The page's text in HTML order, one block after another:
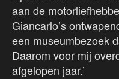
aan de
Giancarlo’s
een museumbezoek
Daarom voor mij
afgelopen jaar.’